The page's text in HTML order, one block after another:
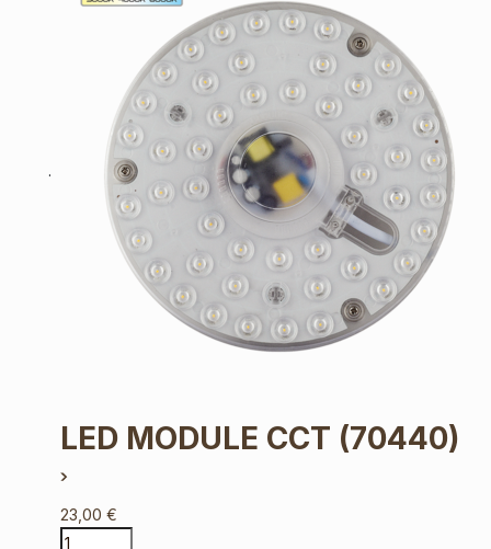
LED MODULE CCT (70440)
23,00€